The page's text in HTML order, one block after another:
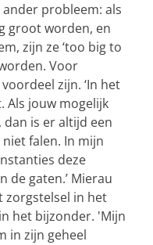
probleem: als
groot worden, en
zijn ze ‘too big to
Voor
zijn. ‘In het
Als jouw mogelijk
is er altijd een
falen. In mijn
deze
de gaten.’ Mierau
zorgstelsel in het
het bijzonder. 'Mijn
in zijn geheel